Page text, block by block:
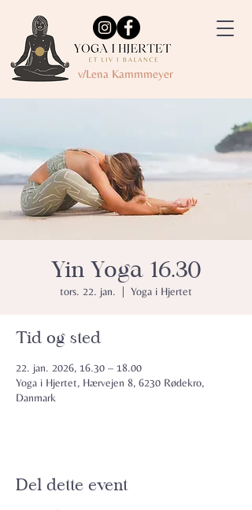
v/Lena Kammmeyer
Yin Yoga 16.30
tors. 22. jan. Yoga i Hjertet
Tid og sted
22. jan. 2026, 16.30 – 18.00
Yoga i Hjertet, Hærvejen 8, 6230 Rødekro,
Danmark
Del dette event